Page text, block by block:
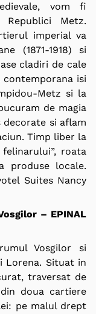
vom fi
Metz.
imperial va
(1871-1918) si
cladiri de cale
isi
Metz si la
de magia
si aflam
Timp liber la
roata
produse locale.
Suites Nancy
– EPINAL
Vosgilor si
Lorena. Situat in
traversat de
doua cartiere
pe malul drept